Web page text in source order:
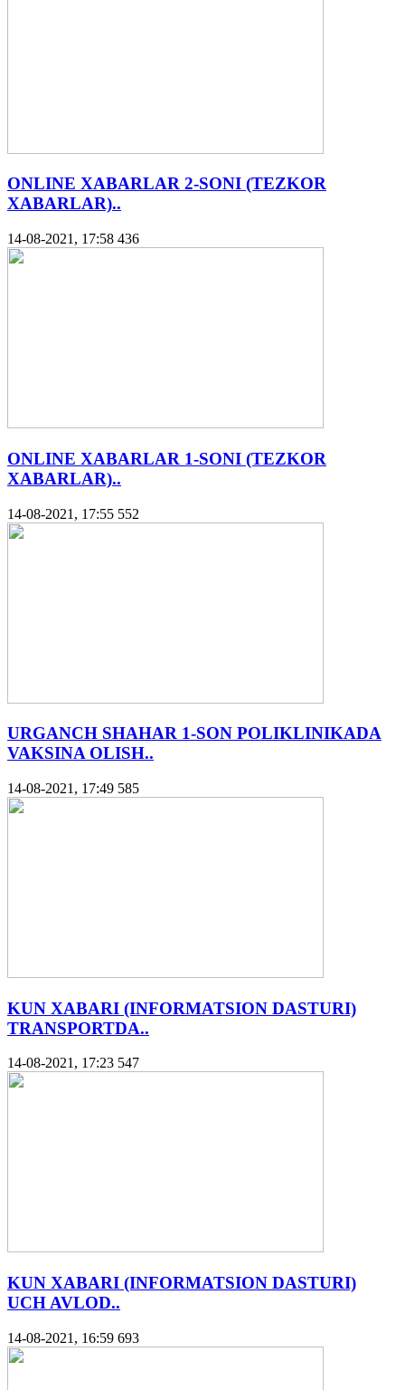
ONLINE XABARLAR 2-SONI (TEZKOR
XABARLAR)..
14-08-2021, 17:58 436
ONLINE XABARLAR 1-SONI (TEZKOR
XABARLAR)..
14-08-2021, 17:55 552
URGANCH SHAHAR 1-SON POLIKLINIKADA
VAKSINA OLISH..
14-08-2021, 17:49 585
KUN XABARI (INFORMATSION DASTURI)
TRANSPORTDA..
14-08-2021, 17:23 547
KUN XABARI (INFORMATSION DASTURI)
UCH AVLOD..
14-08-2021, 16:59 693